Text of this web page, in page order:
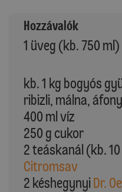
Hozzávalók
1 üveg (kb. 750
kb. 1 kg bogyós
ribizli, málna,
400 ml víz
250 g cukor
2 teáskanál (kb.
Citromsav
2 késhegynyiDr.